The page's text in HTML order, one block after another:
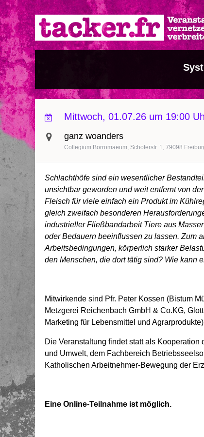
Direkt
zum
Inhalt
Mittwoch, 01.07.26 um 19:00
ganz woanders
Collegium Borromaeum, Schoferstr. 1, 79098
Schlachthöfe sind ein wesentlicher
unsichtbar geworden und weit entfernt von
Fleisch für viele einfach ein Produkt im
gleich zweifach besonderen
industrieller Fließbandarbeit Tiere aus
oder Bedauern beeinflussen zu lassen. Zum
Arbeitsbedingungen, körperlich starker
den Menschen, die dort tätig sind? Wie kann
Mitwirkende sind Pfr. Peter Kossen (Bistum
Metzgerei Reichenbach GmbH & Co.KG,
Marketing für Lebensmittel und
Die Veranstaltung findet statt als
und Umwelt, dem Fachbereich
Katholischen Arbeitnehmer-Bewegung der
Eine Online-Teilnahme ist möglich.